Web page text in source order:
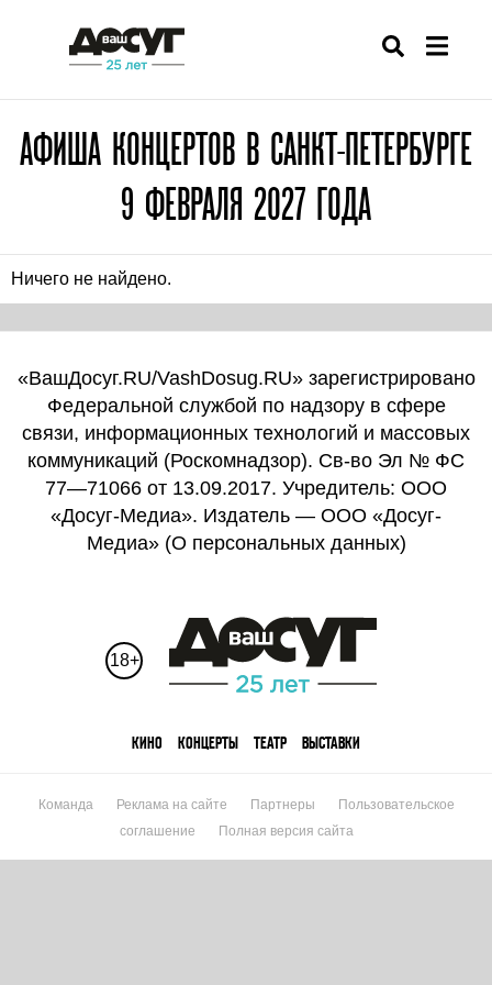
АФИША КОНЦЕРТОВ В САНКТ-ПЕТЕРБУРГЕ
9 ФЕВРАЛЯ 2027 ГОДА
Ничего не найдено.
«ВашДосуг.RU/VashDosug.RU» зарегистрировано
Федеральной службой по надзору в сфере
связи, информационных технологий и массовых
коммуникаций (Роскомнадзор). Св-во Эл № ФС
77—71066 от 13.09.2017. Учредитель: ООО
«Досуг-Медиа». Издатель — ООО «Досуг-
Медиа» (О персональных данных)
18+
КИНО КОНЦЕРТЫ ТЕАТР ВЫСТАВКИ
Команда Реклама на сайте Партнеры
Пользовательское
соглашение
Полная версия сайта